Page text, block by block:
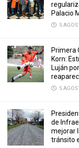
Palacio
5
Primera
Korn:
Luján
5
de
mejorar
tránsito